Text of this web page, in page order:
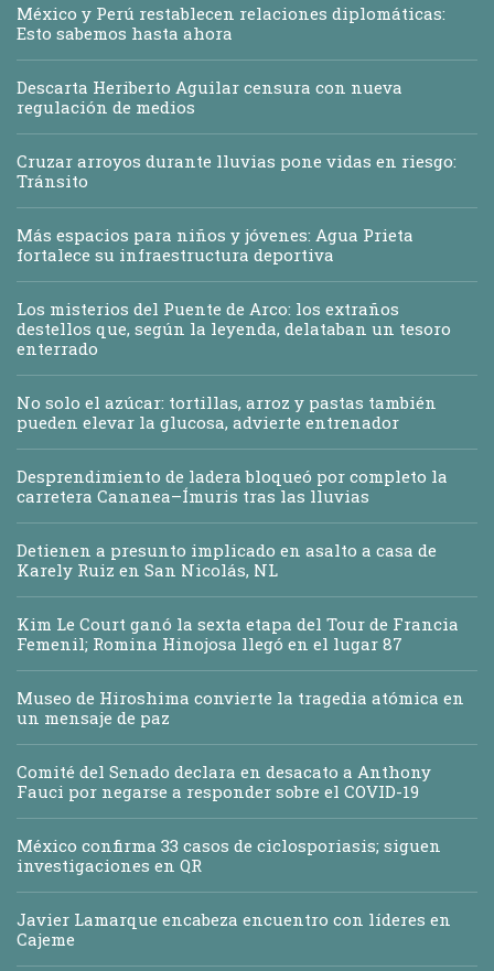
México y Perú restablecen relaciones diplomáticas:
Esto sabemos hasta ahora
Descarta Heriberto Aguilar censura con nueva
regulación de medios
Cruzar arroyos durante lluvias pone vidas en riesgo:
Tránsito
Más espacios para niños y jóvenes: Agua Prieta
fortalece su infraestructura deportiva
Los misterios del Puente de Arco: los extraños
destellos que, según la leyenda, delataban un tesoro
enterrado
No solo el azúcar: tortillas, arroz y pastas también
pueden elevar la glucosa, advierte entrenador
Desprendimiento de ladera bloqueó por completo la
carretera Cananea–Ímuris tras las lluvias
Detienen a presunto implicado en asalto a casa de
Karely Ruiz en San Nicolás, NL
Kim Le Court ganó la sexta etapa del Tour de Francia
Femenil; Romina Hinojosa llegó en el lugar 87
Museo de Hiroshima convierte la tragedia atómica en
un mensaje de paz
Comité del Senado declara en desacato a Anthony
Fauci por negarse a responder sobre el COVID-19
México confirma 33 casos de ciclosporiasis; siguen
investigaciones en QR
Javier Lamarque encabeza encuentro con líderes en
Cajeme